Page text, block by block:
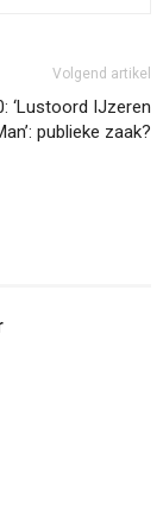
Volgend artikel
‘Lustoord IJzeren
publieke zaak?